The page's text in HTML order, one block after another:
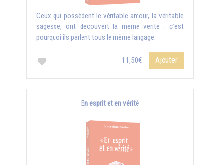
Ceux qui possèdent le véritable amour, la véritable
sagesse, ont découvert la même vérité : c’est
pourquoi ils parlent tous le même langage.
11,50€ Ajouter
En esprit et en vérité